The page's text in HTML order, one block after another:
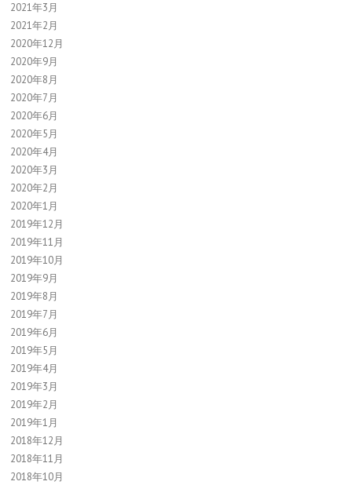
2021年3月
2021年2月
2020年12月
2020年9月
2020年8月
2020年7月
2020年6月
2020年5月
2020年4月
2020年3月
2020年2月
2020年1月
2019年12月
2019年11月
2019年10月
2019年9月
2019年8月
2019年7月
2019年6月
2019年5月
2019年4月
2019年3月
2019年2月
2019年1月
2018年12月
2018年11月
2018年10月